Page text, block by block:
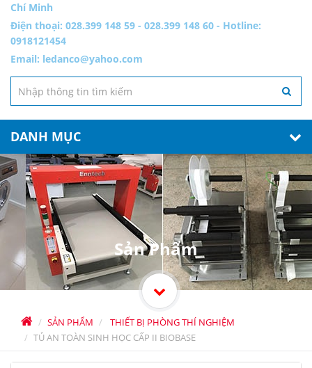
Chí Minh
Điện thoại: 028.399 148 59 - 028.399 148 60 - Hotline:
0918121454
Email: ledanco@yahoo.com
DANH MỤC
SẢN PHẨM
THIẾT BỊ PHÒNG THÍ NGHIỆM
TỦ AN TOÀN SINH HỌC CẤP II BIOBASE
Sản Phẩm